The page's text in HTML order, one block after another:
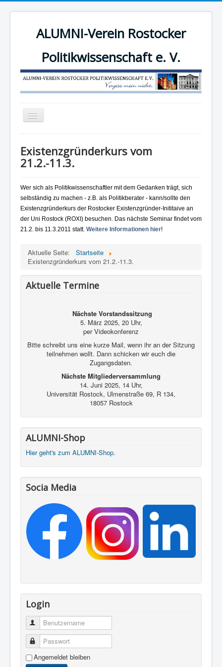
ALUMNI-Verein Rostocker
Politikwissenschaft e. V.
Navigation
Der Verein
Mitgliederbereich
Mitglied werden!
Kontakt und Impressum
Existenzgründerkurs vom
21.2.-11.3.
Wer sich als Politikwissenschaftler mit dem Gedanken trägt, sich
selbständig zu machen - z.B. als Politikberater - kann/sollte den
Existenzgründerkurs der Rostocker Existenzgründer-Inititaive an
der Uni Rostock (ROXI) besuchen. Das nächste Seminar findet vom
21.2. bis 11.3.2011 statt. Weitere Informationen hier!
Aktuelle Seite:
Startseite
Existenzgründerkurs vom 21.2.-11.3.
Aktuelle Termine
Nächste Vorstandssitzung
5. März 2025, 20 Uhr,
per Videokonferenz
Bitte schreibt uns eine kurze Mail, wenn ihr an der Sitzung
teilnehmen wollt. Dann schicken wir euch die
Zugangsdaten.
Nächste Mitgliederversammlung
14. Juni 2025, 14 Uhr,
Universität Rostock, Ulmenstraße 69, R 134,
18057 Rostock
ALUMNI-Shop
Hier geht's zum ALUMNI-Shop.
Socia Media
Login
Benutzername
Passwort
Angemeldet bleiben